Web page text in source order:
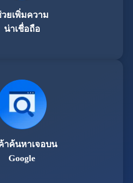
ยเพิ่มความ
น่าเชื่อถือ
าค้นหาเจอบน
Google